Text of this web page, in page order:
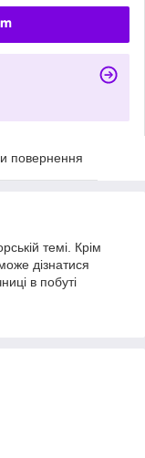
повернення
темі. Крім
дізнатися
в побуті